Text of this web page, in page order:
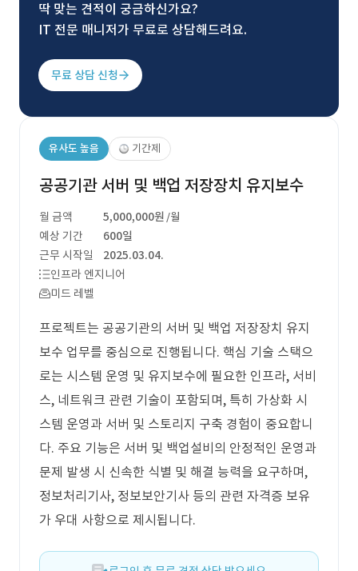
딱 맞는 견적이 궁금하신가요?
IT 전문 매니저가 무료로 상담해드려요.
무료 상담 신청
유사도 높음 기간제
공공기관 서버 및 백업 저장장치 유지보수
월 금액 5,000,000원 /월
예상 기간
600일
근무 시작일
2025.03.04.
인프라 엔지니어
미드 레벨
프로젝트는 공공기관의 서버 및 백업 저장장치 유지
보수 업무를 중심으로 진행됩니다. 핵심 기술 스택으
로는 시스템 운영 및 유지보수에 필요한 인프라, 서비
스, 네트워크 관련 기술이 포함되며, 특히 가상화 시
스템 운영과 서버 및 스토리지 구축 경험이 중요합니
다. 주요 기능은 서버 및 백업설비의 안정적인 운영과
문제 발생 시 신속한 식별 및 해결 능력을 요구하며,
정보처리기사, 정보보안기사 등의 관련 자격증 보유
가 우대 사항으로 제시됩니다.